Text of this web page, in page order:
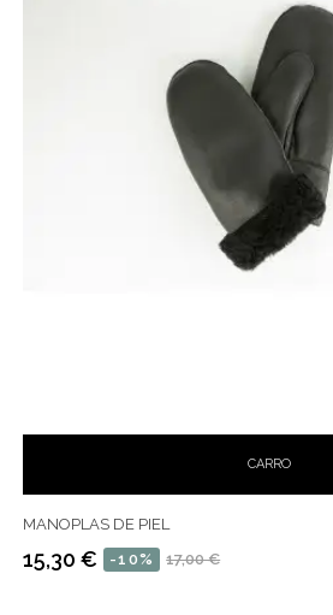
CARRO
MANOPLAS DE PIEL
Precio
17,00 €
-10%
Precio
15,30 €